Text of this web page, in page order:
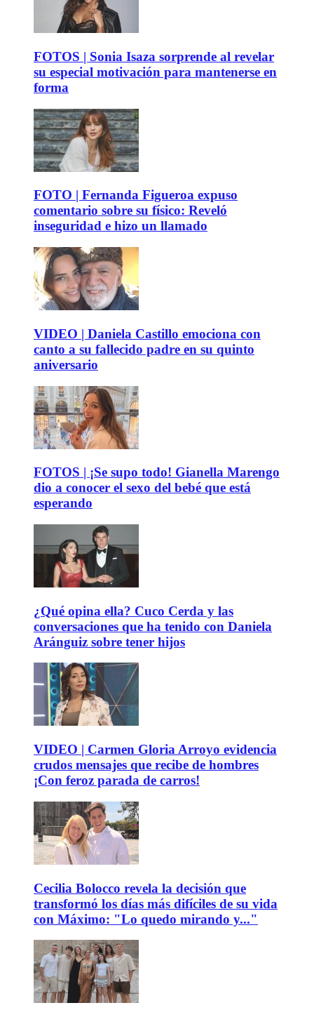
FOTOS | Sonia Isaza sorprende al revelar
su especial motivación para mantenerse en
forma
FOTO | Fernanda Figueroa expuso
comentario sobre su físico: Reveló
inseguridad e hizo un llamado
VIDEO | Daniela Castillo emociona con
canto a su fallecido padre en su quinto
aniversario
FOTOS | ¡Se supo todo! Gianella Marengo
dio a conocer el sexo del bebé que está
esperando
¿Qué opina ella? Cuco Cerda y las
conversaciones que ha tenido con Daniela
Aránguiz sobre tener hijos
VIDEO | Carmen Gloria Arroyo evidencia
crudos mensajes que recibe de hombres
¡Con feroz parada de carros!
Cecilia Bolocco revela la decisión que
transformó los días más difíciles de su vida
con Máximo: "Lo quedo mirando y..."